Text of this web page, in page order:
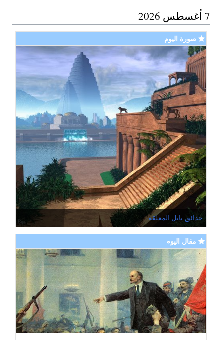
7 أغسطس 2026
صورة اليوم
حدائق بابل المعلقة.
مقال اليوم